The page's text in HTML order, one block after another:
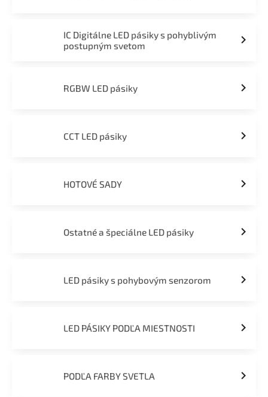
IC Digitálne LED pásiky s pohyblivým
postupným svetom
RGBW LED pásiky
CCT LED pásiky
HOTOVÉ SADY
Ostatné a špeciálne LED pásiky
LED pásiky s pohybovým senzorom
LED PÁSIKY PODĽA MIESTNOSTI
PODĽA FARBY SVETLA